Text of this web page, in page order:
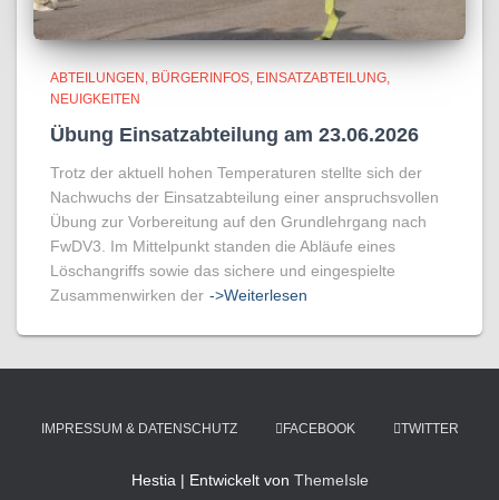
ABTEILUNGEN BÜRGERINFOS EINSATZABTEILUNG
NEUIGKEITEN
Übung Einsatzabteilung am 23.06.2026
Trotz der aktuell hohen Temperaturen stellte sich der
Nachwuchs der Einsatzabteilung einer anspruchsvollen
Übung zur Vorbereitung auf den Grundlehrgang nach
FwDV3. Im Mittelpunkt standen die Abläufe eines
Löschangriffs sowie das sichere und eingespielte
Zusammenwirken der ->Weiterlesen
IMPRESSUM & DATENSCHUTZ FACEBOOK TWITTER
Hestia | Entwickelt von ThemeIsle